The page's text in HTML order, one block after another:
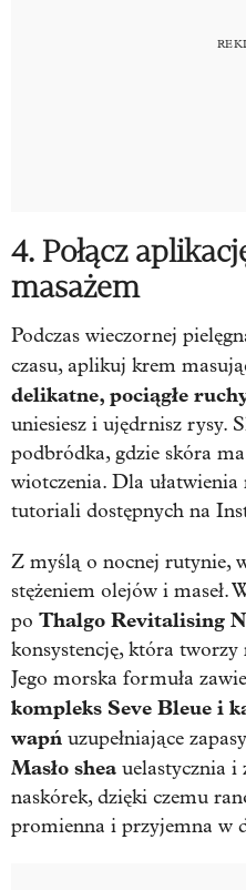
4. Połącz
masażem
Podczas wieczornej
czasu, aplikuj krem
delikatne, pociągłe
uniesiesz i ujędrnisz rysy.
podbródka, gdzie skóra
wiotczenia. Dla ułatwienia
tutoriali dostępnych na
Z myślą o nocnej rutynie,
stężeniem olejów i maseł.
po Thalgo Revitalising
konsystencję, która
Jego morska formuła
kompleks Seve Bleue i
wapń uzupełniające
Masło shea uelastycznia i
naskórek, dzięki czemu
promienna i przyjemna w